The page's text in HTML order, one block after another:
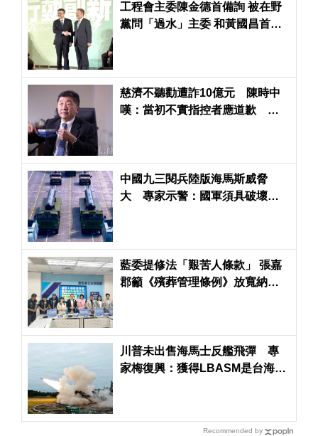
工程會主委陳金德首備詢 被在野
黨問「過水」主委 和黃國昌首過
慈濟不聽勸遭詐10億元 陳時中
嘆：當初不實指控者應道歉 綠
中國九三閱兵陸版海馬斯威脅
大 專家示警：國軍須具破壞衛
藍委提修法「艱苦人條款」 張嘉
郡籲《殯葬管理條例》放寬納中
川普未出售海馬士反艦飛彈 專
家梅復興：獲得LBASM是台海最
Recommended by